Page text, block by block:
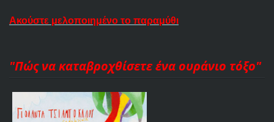
Ακούστε μελοποιημένο το παραμύθι
"Πώς να καταβροχθίσετε ένα ουράνιο τόξο"